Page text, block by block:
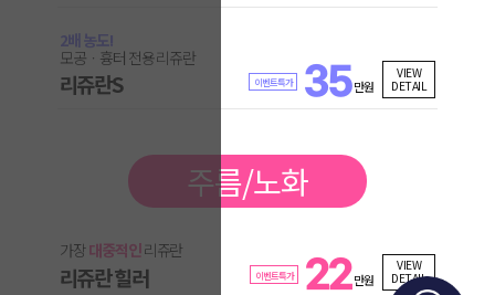
2배 농도!
모공ㆍ흉터 전용 리쥬란
리쥬란S 이벤트특가 35만원
VIEW
DETAIL
주름/노화
가장대중적인리쥬란
리쥬란 힐러 이벤트특가 22만원
VIEW
DETAIL